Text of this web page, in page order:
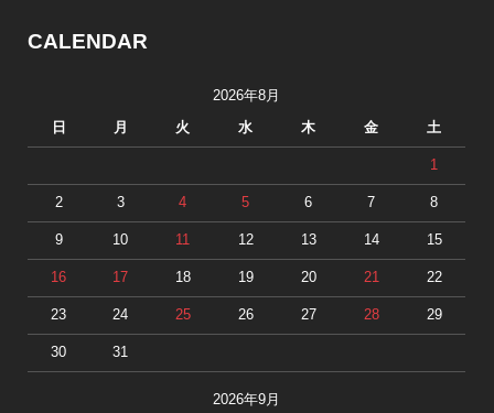
CALENDAR
2026年8月
日 月 火 水 木 金 土
1
2 3 4 5 6 7 8
9 10 11 12 13 14 15
16 17 18 19 20 21 22
23 24 25 26 27 28 29
30 31
2026年9月